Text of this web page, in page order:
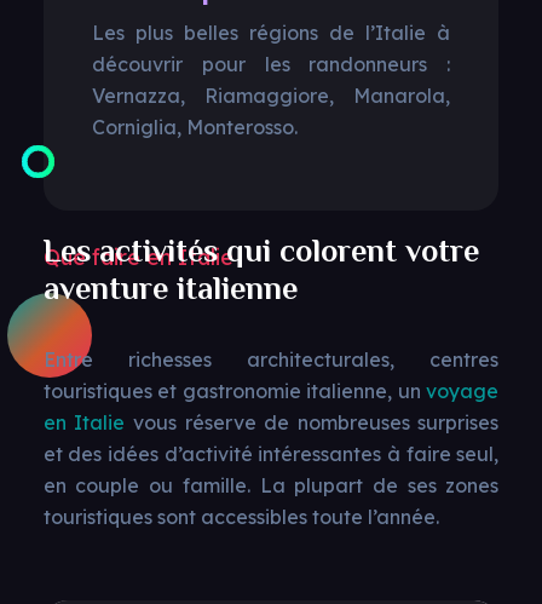
Les plus belles régions de l’Italie à
découvrir pour les randonneurs :
Vernazza, Riamaggiore, Manarola,
Corniglia, Monterosso.
Que faire en Italie
Les activités qui colorent votre
aventure italienne
Entre richesses architecturales, centres
touristiques et gastronomie italienne, unvoyage
en Italie vous réserve de nombreuses surprises
et des idées d’activité intéressantes à faire seul,
en couple ou famille. La plupart de ses zones
touristiques sont accessibles toute l’année.